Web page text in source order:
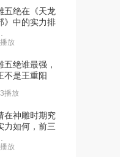
五绝在《天龙
》中的实力排
放
五绝谁最强，
不是王重阳
播放
在神雕时期究
力如何，前三
放